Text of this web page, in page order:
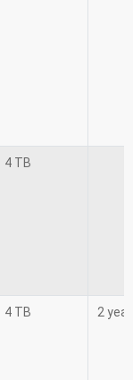
4 TB
4 TB 2